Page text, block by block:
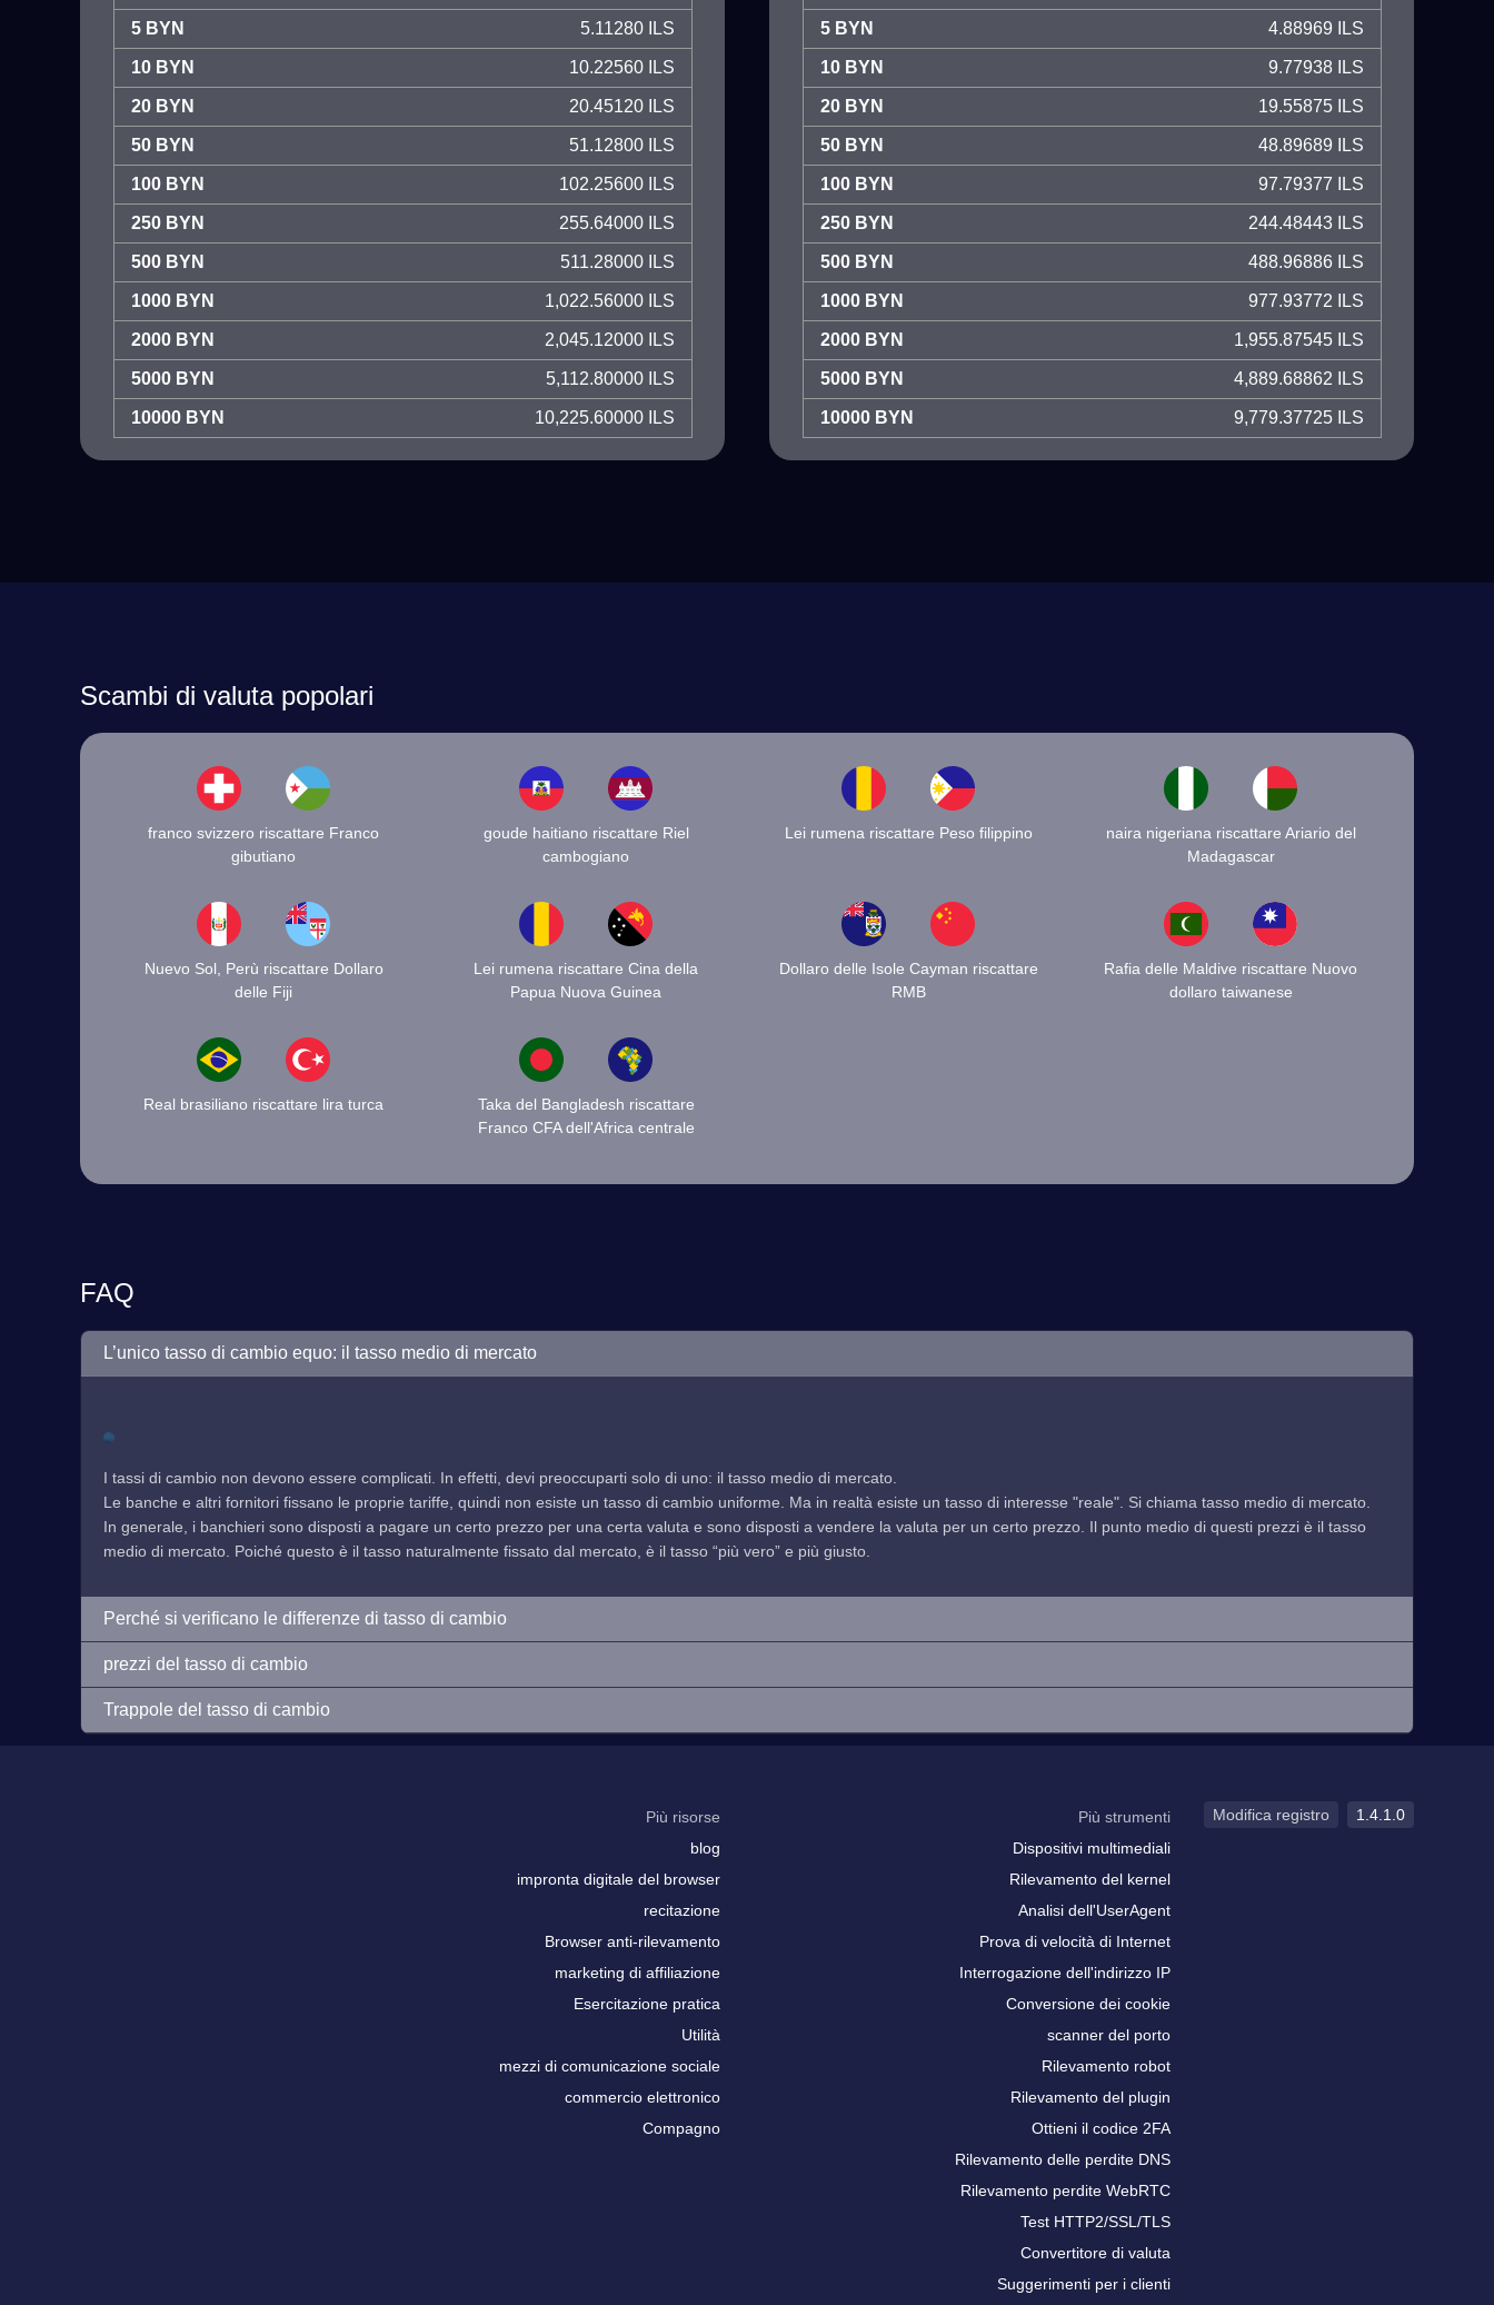
5 BYN 5.11280 ILS
10 BYN 10.22560 ILS
20 BYN 20.45120 ILS
50 BYN 51.12800 ILS
100 BYN 102.25600 ILS
250 BYN 255.64000 ILS
500 BYN 511.28000 ILS
1000 BYN 1,022.56000 ILS
2000 BYN 2,045.12000 ILS
5000 BYN 5,112.80000 ILS
10000 BYN 10,225.60000 ILS
5 BYN 4.88969 ILS
10 BYN 9.77938 ILS
20 BYN 19.55875 ILS
50 BYN 48.89689 ILS
100 BYN 97.79377 ILS
250 BYN 244.48443 ILS
500 BYN 488.96886 ILS
1000 BYN 977.93772 ILS
2000 BYN 1,955.87545 ILS
5000 BYN 4,889.68862 ILS
10000 BYN 9,779.37725 ILS
Scambi di valuta popolari
franco svizzero riscattare Franco
gibutiano
goude haitiano riscattare Riel
cambogiano
Lei rumena riscattare Peso filippino
naira nigeriana riscattare Ariario del
Madagascar
Nuevo Sol, Perù riscattare Dollaro
delle Fiji
Lei rumena riscattare Cina della
Papua Nuova Guinea
Dollaro delle Isole Cayman riscattare
RMB
Rafia delle Maldive riscattare Nuovo
dollaro taiwanese
Real brasiliano riscattare lira turca
Taka del Bangladesh riscattare
Franco CFA dell'Africa centrale
FAQ
L’unico tasso di cambio equo: il tasso medio di mercato
I tassi di cambio non devono essere complicati. In effetti, devi preoccuparti solo di uno: il tasso medio di mercato.
Le banche e altri fornitori fissano le proprie tariffe, quindi non esiste un tasso di cambio uniforme. Ma in realtà esiste un tasso di interesse "reale". Si chiama tasso medio di mercato.
In generale, i banchieri sono disposti a pagare un certo prezzo per una certa valuta e sono disposti a vendere la valuta per un certo prezzo. Il punto medio di questi prezzi è il tasso
medio di mercato. Poiché questo è il tasso naturalmente fissato dal mercato, è il tasso “più vero” e più giusto.
Perché si verificano le differenze di tasso di cambio
prezzi del tasso di cambio
Trappole del tasso di cambio
Più risorse
blog
impronta digitale del browser
recitazione
Browser anti-rilevamento
marketing di affiliazione
Esercitazione pratica
Utilità
mezzi di comunicazione sociale
commercio elettronico
Compagno
Più strumenti
Dispositivi multimediali
Rilevamento del kernel
Analisi dell'UserAgent
Prova di velocità di Internet
Interrogazione dell'indirizzo IP
Conversione dei cookie
scanner del porto
Rilevamento robot
Rilevamento del plugin
Ottieni il codice 2FA
Rilevamento delle perdite DNS
Rilevamento perdite WebRTC
Test HTTP2/SSL/TLS
Convertitore di valuta
Suggerimenti per i clienti
Modifica registro 1.4.1.0